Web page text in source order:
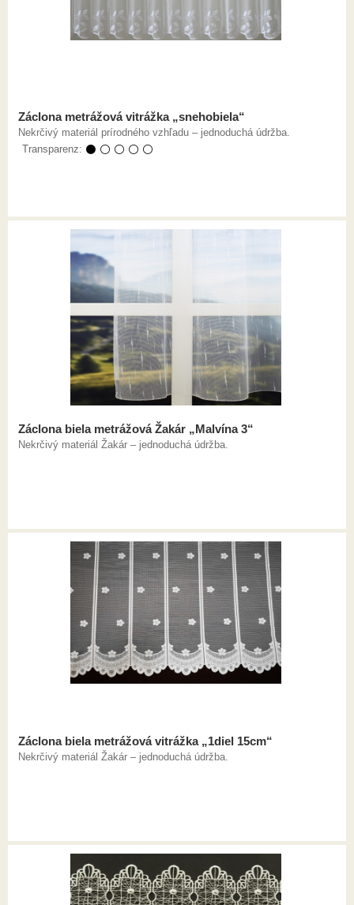
Záclona metrážová vitrážka „snehobiela“
Nekrčivý materiál prírodného vzhľadu – jednoduchá údržba.
Transparenz: ⚫ ⚪ ⚪ ⚪ ⚪
Záclona biela metrážová Žakár „Malvína 3“
Nekrčivý materiál Žakár – jednoduchá údržba.
Záclona biela metrážová vitrážka „1diel 15cm“
Nekrčivý materiál Žakár – jednoduchá údržba.